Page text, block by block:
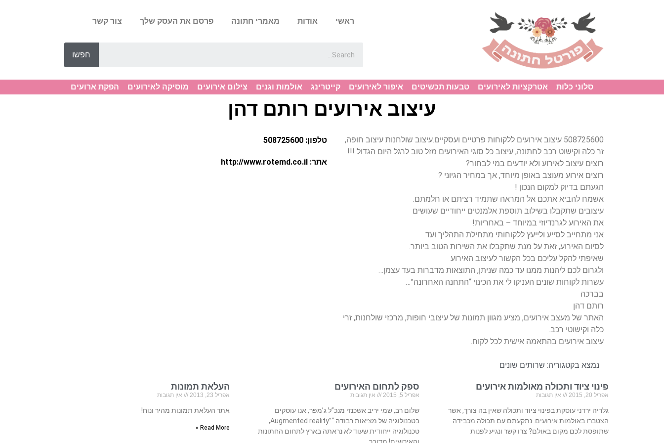
ראשי אודות מאמרי חתונה פרסם את העסק שלך צור קשר
חפשו
סלוני כלות אטרקציות לאירועים טבעות תכשיטים איפור לאירועים קייטרינג אולמות וגנים צילום אירועים מוסיקה לאירועים הפקת ארועים
עיצוב אירועים רותם דהן
508725600 עיצוב אירועים ללקוחות פרטיים ועסקיים.עיצוב שולחנות עיצוב חופה,
זר כלה וקישוט רכב לחתונה, עיצוב כל סוגי האירועים מזל טוב לרגל היום הגדול !!!
רוצים עיצוב לאירוע ולא יודעים במי לבחור?
רוצים אירוע מעוצב באופן מיוחד, אך במחיר הגיוני ?
הגעתם בדיוק למקום הנכון !
אשמח להביא אתכם אל המראה שתמיד רציתם או חלמתם.
עיצובים שתקבלו בשילוב תוספת אלמנטים ייחודיים שעושים
את האירוע לגרנדיוזי במיוחד – באחריות!
אני מתחייב לסייע ולייעץ ללקוחותי מתחילת התהליך ועד
לסיום האירוע, זאת על מנת שתקבלו את השירות הטוב ביותר.
שאיפתי להקל עליכם בכל הקשור לעיצוב האירוע
ולגרום לכם ליהנות ממנו עד כמה שניתן, התוצאות מדברות בעד עצמן…
עשרות לקוחות שונים העניקו לי את הכינוי “התחנה האחרונה”…
בברכה
רותם דהן
האתר של מעצב אירועים, מציע מגוון תמונות של עיצובי חופות, מרכזי שולחנות, זרי
כלה וקישוטי רכב.
עיצוב אירועים בהתאמה אישית לכל לקוח.
טלפון: 508725600
אתר: http://www.rotemd.co.il
נמצא בקטגוריה: שרותים שונים
פינוי ציוד ותכולה מאולמות אירועים
אפריל 20, 2015 אין תגובות
גלריה ירדני עוסקת בפינוי ציוד ותכולה שאין בה צורך, אשר
הצטברו באולמות אירועים. נתקעתם עם תכולה מכבידה
שתופסת לכם מקום באולם? צרו קשר ונגיע לפנות
ספק לתחום האירועים
אפריל 5, 2015 אין תגובות
שלום רב, שמי יריב אשכנזי מנכ”ל ג’מפר, אנו עוסקים
בטכנולוגיה של מציאות רבודה “”Augmented reality,
טכנולוגיה ייחודית שעוד לא נראתה בארץ לתחום החתונות
העלאת תמונות
אפריל 23, 2013 אין תגובות
אתר העלאת תמונות מהיר ונוח!
Read More »